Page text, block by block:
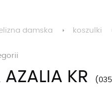
damska koszulki
AZALIA KR